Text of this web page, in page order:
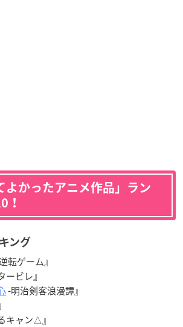
よかったアニメ作品」ラン
！
ング
転ゲーム』
ビレ』
-明治剣客浪漫譚』
キャン△』